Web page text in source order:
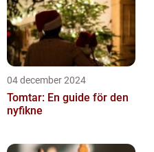
04 december 2024
Tomtar: En guide för den
nyfikne